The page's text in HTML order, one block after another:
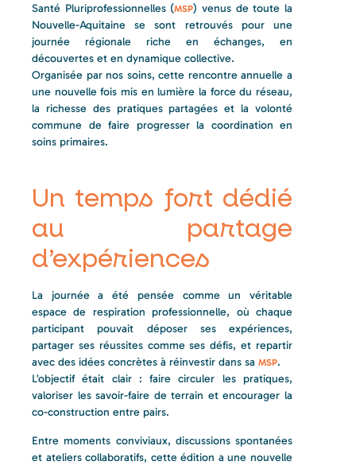
Santé Pluriprofessionnelles (MSP) venus de toute la
Nouvelle-Aquitaine se sont retrouvés pour une
journée régionale riche en échanges, en
découvertes et en dynamique collective.
Organisée par nos soins, cette rencontre annuelle a
une nouvelle fois mis en lumière la force du réseau,
la richesse des pratiques partagées et la volonté
commune de faire progresser la coordination en
soins primaires.
Un temps fort dédié
au partage
d’expériences
La journée a été pensée comme un véritable
espace de respiration professionnelle, où chaque
participant pouvait déposer ses expériences,
partager ses réussites comme ses défis, et repartir
avec des idées concrètes à réinvestir dans sa MSP.
L’objectif était clair : faire circuler les pratiques,
valoriser les savoir-faire de terrain et encourager la
co-construction entre pairs.
Entre moments conviviaux, discussions spontanées
et ateliers collaboratifs, cette édition a une nouvelle